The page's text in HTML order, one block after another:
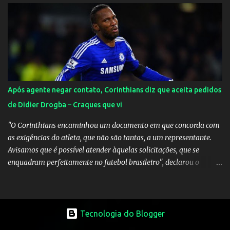
Inglaterra durante o jogo.
Após agente negar contato, Corinthians diz que aceita pedidos
de Didier Drogba – Craques que vi
"O Corinthians encaminhou um documento em que concorda com
as exigências do atleta, que não são tantas, a um representante.
Avisamos que é possível atender àquelas solicitações, que se
enquadram perfeitamente no futebol brasileiro", declarou o
empresário do marfinense disse que nunca houve negociação com
o clube paulista. "Nós jamais estivemos em contato com o
Tecnologia do Blogger